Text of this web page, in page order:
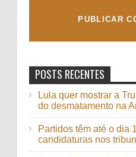
POSTS RECENTES
Lula quer mostrar a
do desmatamento na
Partidos têm até o dia
candidaturas nos